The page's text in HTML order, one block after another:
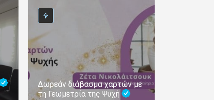
Δωρεάν διάβασμα χαρτών με
τη Γεωμετρία της Ψυχή